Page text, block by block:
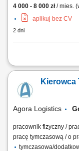
4 000 - 8 000 zł/ mies.
aplikuj bez CV
2 dni
Opis stanowiska:
kierunkowskazów,
hamulców, stanu
Kierowca
Agora Logistics
pracownik fizyczny /
pracę tymczasową / o
tymczasowa/